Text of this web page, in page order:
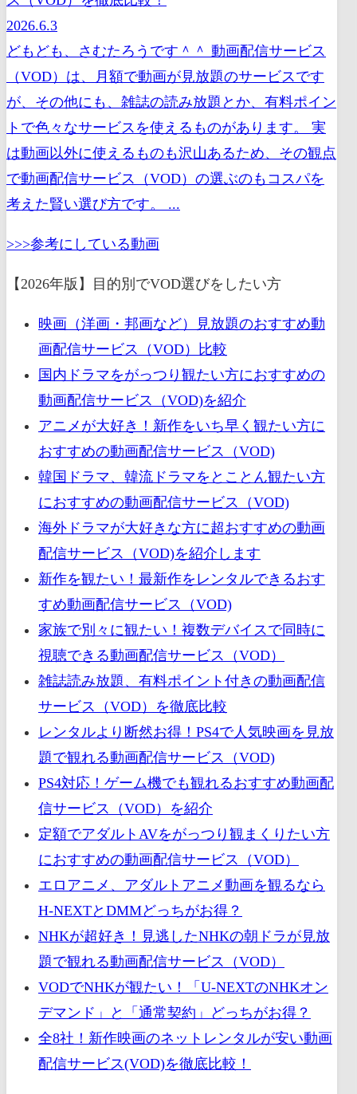
2026.6.3
どもども、さむたろうです＾＾ 動画配信サービス
（VOD）は、月額で動画が見放題のサービスです
が、その他にも、雑誌の読み放題とか、有料ポイン
トで色々なサービスを使えるものがあります。 実
は動画以外に使えるものも沢山あるため、その観点
で動画配信サービス（VOD）の選ぶのもコスパを
考えた賢い選び方です。 ...
>>>参考にしている動画
【2026年版】目的別でVOD選びをしたい方
映画（洋画・邦画など）見放題のおすすめ動
画配信サービス（VOD）比較
国内ドラマをがっつり観たい方におすすめの
動画配信サービス（VOD)を紹介
アニメが大好き！新作をいち早く観たい方に
おすすめの動画配信サービス（VOD)
韓国ドラマ、韓流ドラマをとことん観たい方
におすすめの動画配信サービス（VOD)
海外ドラマが大好きな方に超おすすめの動画
配信サービス（VOD)を紹介します
新作を観たい！最新作をレンタルできるおす
すめ動画配信サービス（VOD)
家族で別々に観たい！複数デバイスで同時に
視聴できる動画配信サービス（VOD）
雑誌読み放題、有料ポイント付きの動画配信
サービス（VOD）を徹底比較
レンタルより断然お得！PS4で人気映画を見放
題で観れる動画配信サービス（VOD)
PS4対応！ゲーム機でも観れるおすすめ動画配
信サービス（VOD）を紹介
定額でアダルトAVをがっつり観まくりたい方
におすすめの動画配信サービス（VOD）
エロアニメ、アダルトアニメ動画を観るなら
H-NEXTとDMMどっちがお得？
NHKが超好き！見逃したNHKの朝ドラが見放
題で観れる動画配信サービス（VOD）
VODでNHKが観たい！「U-NEXTのNHKオン
デマンド」と「通常契約」どっちがお得？
全8社！新作映画のネットレンタルが安い動画
配信サービス(VOD)を徹底比較！